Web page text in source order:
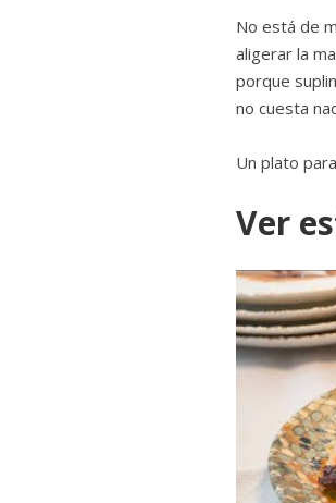
No está de
aligerar la
porque
no cuesta
Un plato
Ver